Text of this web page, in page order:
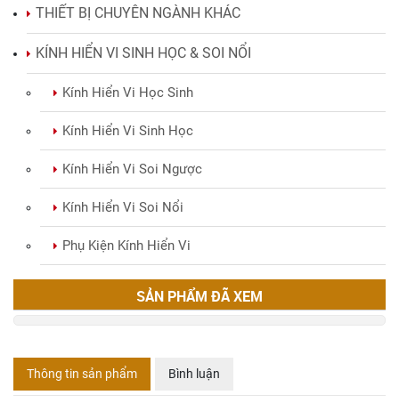
THIẾT BỊ CHUYÊN NGÀNH KHÁC
KÍNH HIỂN VI SINH HỌC & SOI NỔI
Kính Hiển Vi Học Sinh
Kính Hiển Vi Sinh Học
Kính Hiển Vi Soi Ngược
Kính Hiển Vi Soi Nổi
Phụ Kiện Kính Hiển Vi
SẢN PHẨM ĐÃ XEM
Thông tin sản phẩm Bình luận